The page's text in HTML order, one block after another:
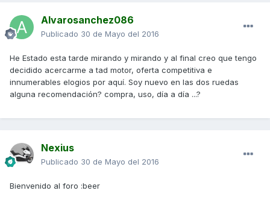
Alvarosanchez086
Publicado 30 de Mayo del 2016
He Estado esta tarde mirando y mirando y al final creo que tengo
decidido acercarme a tad motor, oferta competitiva e
innumerables elogios por aquí. Soy nuevo en las dos ruedas
alguna recomendación? compra, uso, día a día ...?
Nexius
Publicado 30 de Mayo del 2016
Bienvenido al foro :beer